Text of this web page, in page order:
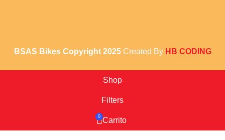
BSAS Bikes Copyright 2025Created By HB CODING
Shop
Filters
0 Carrito